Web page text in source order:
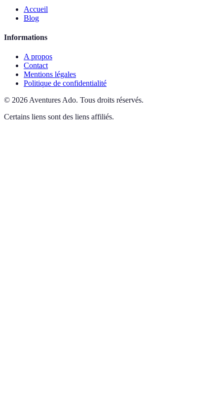
Accueil
Blog
Informations
A propos
Contact
Mentions légales
Politique de confidentialité
© 2026 Aventures Ado. Tous droits réservés.
Certains liens sont des liens affiliés.